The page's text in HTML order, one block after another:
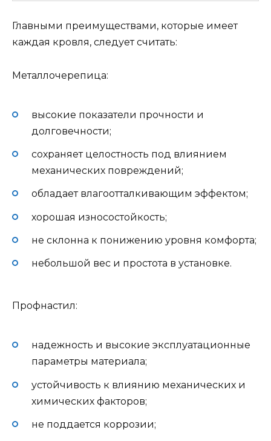
Главными преимуществами, которые имеет
каждая кровля, следует считать:
Металлочерепица:
высокие показатели прочности и
долговечности;
сохраняет целостность под влиянием
механических повреждений;
обладает влагоотталкивающим эффектом;
хорошая износостойкость;
не склонна к понижению уровня комфорта;
небольшой вес и простота в установке.
Профнастил:
надежность и высокие эксплуатационные
параметры материала;
устойчивость к влиянию механических и
химических факторов;
не поддается коррозии;